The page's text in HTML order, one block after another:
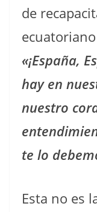
de
«¡España,
hay en
nuestro
te lo
Esta no es